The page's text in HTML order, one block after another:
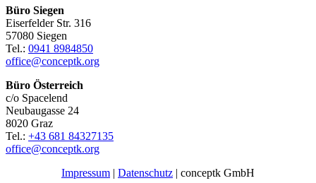
Büro Siegen
Eiserfelder Str. 316
57080 Siegen
Tel.: 0941 8984850
office@conceptk.org
Büro Österreich
c/o Spacelend
Neubaugasse 24
8020 Graz
Tel.: +43 681 84327135
office@conceptk.org
Impressum | Datenschutz | conceptk GmbH